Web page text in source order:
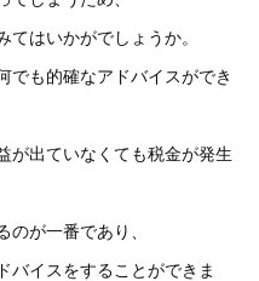
はいかがでしょうか。
でも的確なアドバイスができ
が出ていなくても税金が発生
のが一番であり、
バイスをすることができま